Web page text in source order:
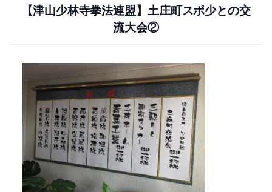
【津山少林寺拳法連盟】土庄町スポ少との交
流大会②